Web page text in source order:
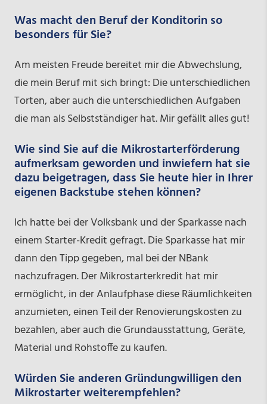
Was macht den Beruf der Konditorin so
besonders für Sie?
Am meisten Freude bereitet mir die Abwechslung,
die mein Beruf mit sich bringt: Die unterschiedlichen
Torten, aber auch die unterschiedlichen Aufgaben
die man als Selbstständiger hat. Mir gefällt alles gut!
Wie sind Sie auf die Mikrostarterförderung
aufmerksam geworden und inwiefern hat sie
dazu beigetragen, dass Sie heute hier in Ihrer
eigenen Backstube stehen können?
Ich hatte bei der Volksbank und der Sparkasse nach
einem Starter-Kredit gefragt. Die Sparkasse hat mir
dann den Tipp gegeben, mal bei der NBank
nachzufragen. Der Mikrostarterkredit hat mir
ermöglicht, in der Anlaufphase diese Räumlichkeiten
anzumieten, einen Teil der Renovierungskosten zu
bezahlen, aber auch die Grundausstattung, Geräte,
Material und Rohstoffe zu kaufen.
Würden Sie anderen Gründungwilligen den
Mikrostarter weiterempfehlen?